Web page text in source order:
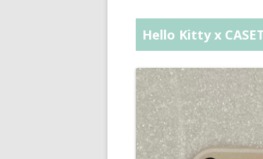
Hello Kitty x